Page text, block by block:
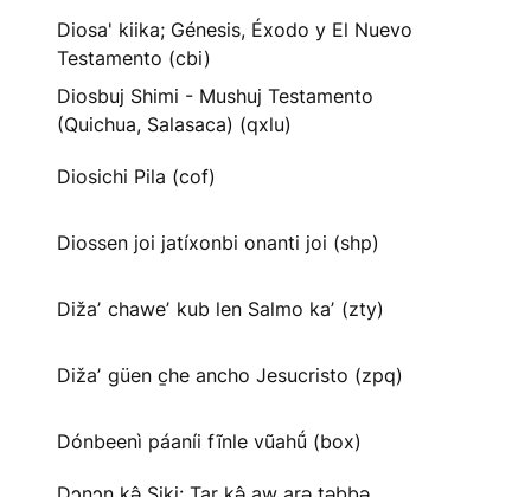
Diosa' kiika; Génesis, Éxodo y El Nuevo
Testamento (cbi)
Diosbuj Shimi - Mushuj Testamento
(Quichua, Salasaca) (qxlu)
Diosichi Pila (cof)
Diossen joi jatíxonbi onanti joi (shp)
Dižaʼ chaweʼ kub len Salmo kaʼ (zty)
Dižaʼ güen c̱he ancho Jesucristo (zpq)
Dónbeenì páaníi fĩnle vũahṹ (box)